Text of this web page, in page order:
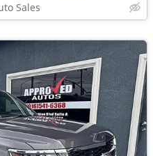
Sales